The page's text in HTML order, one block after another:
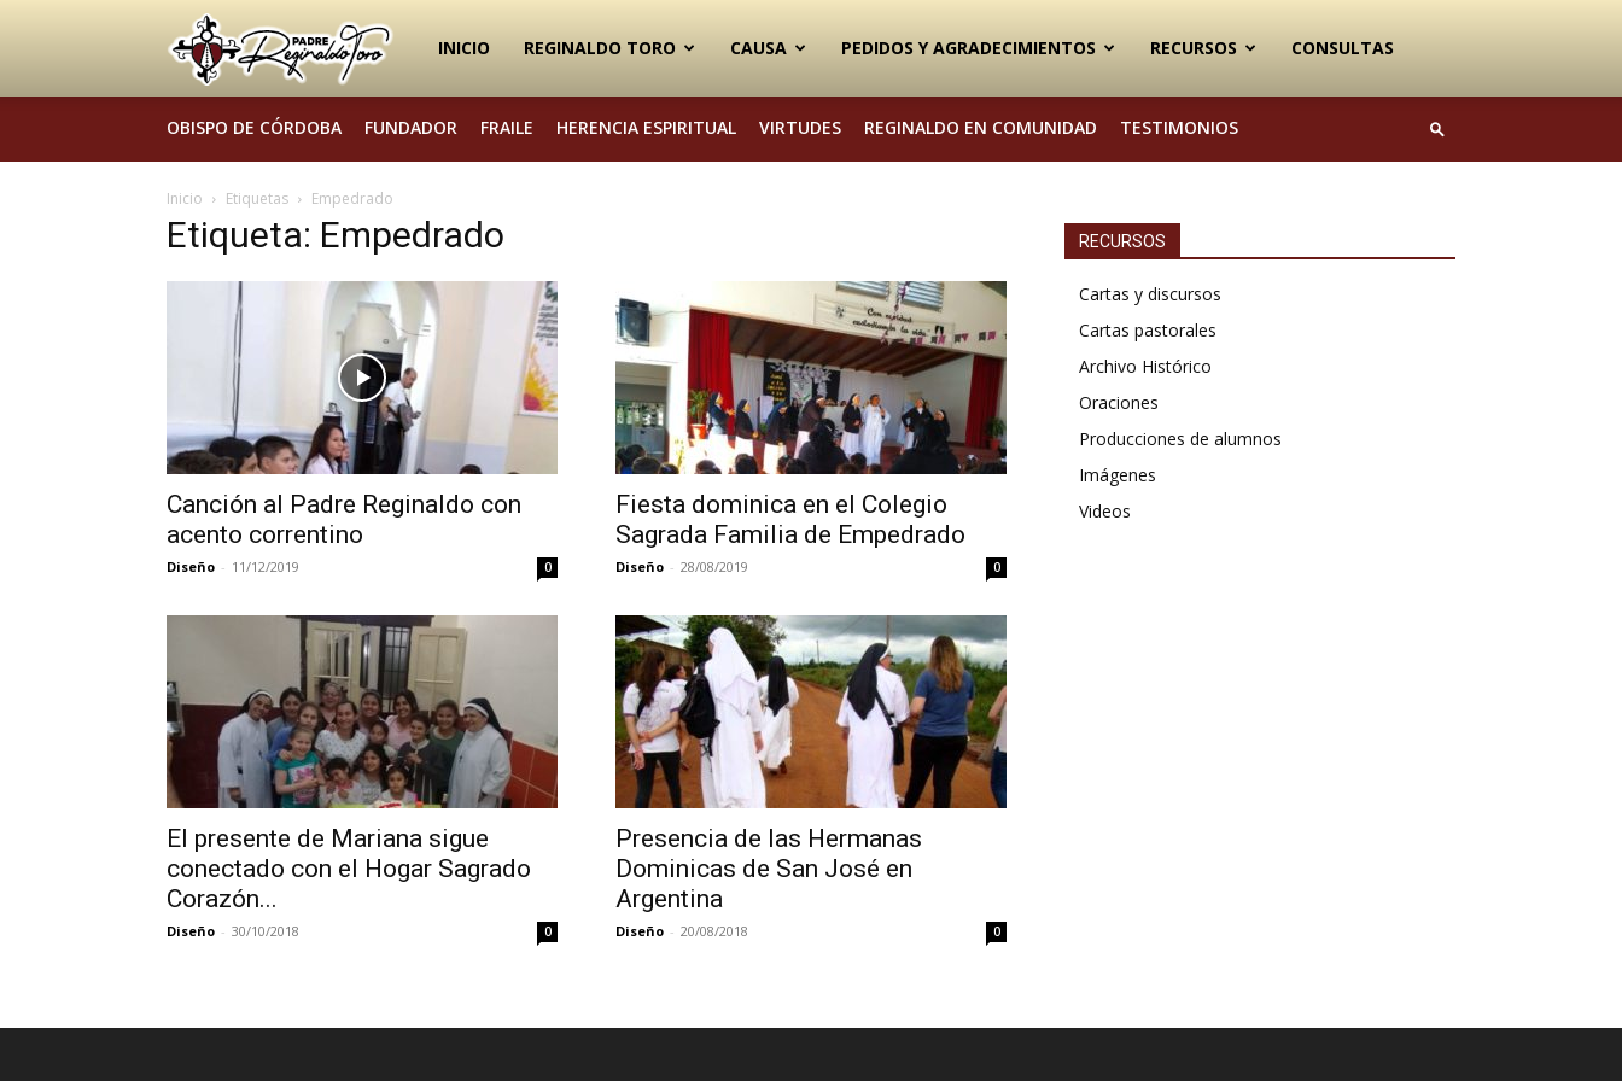
Padre
Toro
INICIO REGINALDO TORO CAUSA PEDIDOS Y AGRADECIMIENTOS RECURSOS CONSULTAS
OBISPO DE CÓRDOBA FUNDADOR FRAILE HERENCIA ESPIRITUAL VIRTUDES REGINALDO EN COMUNIDAD TESTIMONIOS
Inicio Etiquetas Empedrado
Etiqueta: Empedrado
Canción al Padre Reginaldo con
acento correntino
Diseño - 11/12/2019 0
Fiesta dominica en el Colegio
Sagrada Familia de Empedrado
Diseño - 28/08/2019 0
El presente de Mariana sigue
conectado con el Hogar Sagrado
Corazón...
Diseño - 30/10/2018 0
Presencia de las Hermanas
Dominicas de San José en
Argentina
Diseño - 20/08/2018 0
RECURSOS
Cartas y discursos
Cartas pastorales
Archivo Histórico
Oraciones
Producciones de alumnos
Imágenes
Videos